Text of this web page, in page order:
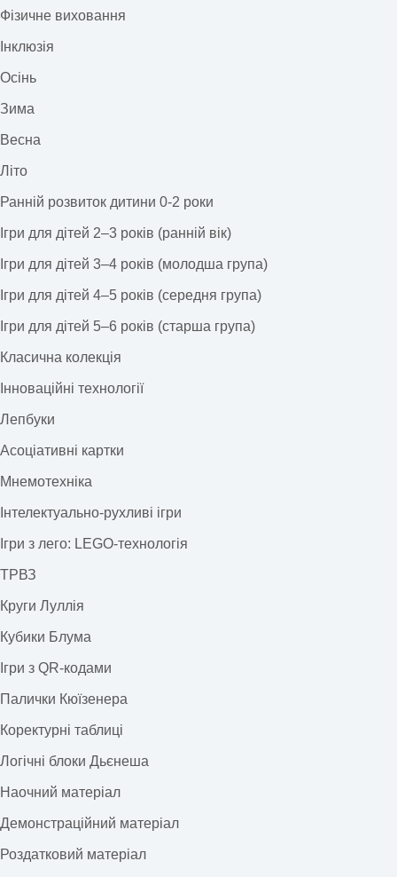
Фізичне виховання
Інклюзія
Осінь
Зима
Весна
Літо
Ранній розвиток дитини 0-2 роки
Ігри для дітей 2–3 років (ранній вік)
Ігри для дітей 3–4 років (молодша група)
Ігри для дітей 4–5 років (середня група)
Ігри для дітей 5–6 років (старша група)
Класична колекція
Інноваційні технології
Лепбуки
Асоціативні картки
Мнемотехніка
Інтелектуально-рухливі ігри
Ігри з лего: LEGO-технологія
ТРВЗ
Круги Луллія
Кубики Блума
Ігри з QR-кодами
Палички Кюїзенера
Коректурні таблиці
Логічні блоки Дьєнеша
Наочний матеріал
Демонстраційний матеріал
Роздатковий матеріал